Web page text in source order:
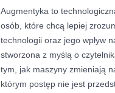
Augmentyka to
osób, które chcą lepiej
technologii oraz jego wpływ
stworzona z myślą o
tym, jak maszyny zmieniają
którym postęp nie jest